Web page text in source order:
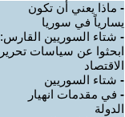
- ماذا يعني أن تكون
يسارياً في سوريا
- شتاء السوريين القارس:
ابحثوا عن سياسات تحرير
الاقتصاد
- شتاء السوريين
- في مقدمات انهيار
الدولة